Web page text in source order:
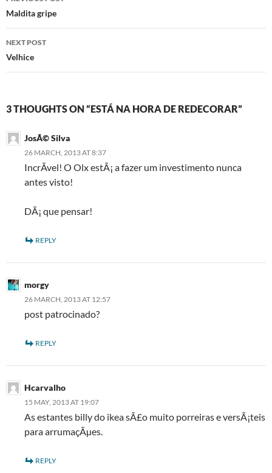
navigation
Maldita gripe
NEXT POST
Velhice
3 THOUGHTS ON “ESTÁ NA HORA DE REDECORAR”
JosÃ© Silva
26 MARCH, 2013 AT 8:37
IncrÃ­vel! O Olx estÃ¡ a fazer um investimento nunca
antes visto!
DÃ¡ que pensar!
REPLY
morgy
26 MARCH, 2013 AT 12:57
post patrocinado?
REPLY
Hcarvalho
15 MAY, 2013 AT 19:07
As estantes billy do ikea sÃ£o muito porreiras e versÃ¡teis
para arrumaçÃµes.
REPLY